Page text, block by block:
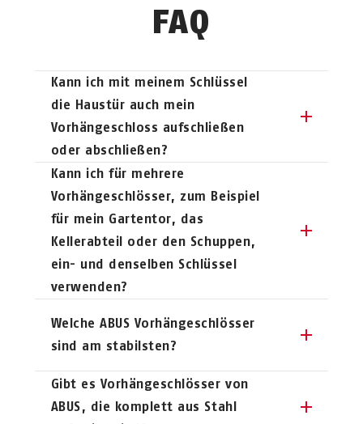
FAQ
Kann ich mit meinem Schlüssel
die Haustür auch mein
Vorhängeschloss aufschließen
oder abschließen?
Ja, das ist grundsätzlich möglich.
Wenden Sie sich für die passende
Lösung an einen Fachhändler in
ihrer Nähe.
Kann ich für mehrere
Vorhängeschlösser, zum Beispiel
für mein Gartentor, das
Kellerabteil oder den Schuppen,
ein- und denselben Schlüssel
verwenden?
Vorhängeschlösser-Serien,
beispielsweise der85-er-Serie
können für Sie individuell passende
Schließungen angefertigt werden. Bei
Welche ABUS Vorhängeschlösser
sind am stabilsten?
Zu den Vorhängeschlössern, die am
meisten aushalten, gehören die
Gibt es Vorhängeschlösser von
ABUS, die komplett aus Stahl